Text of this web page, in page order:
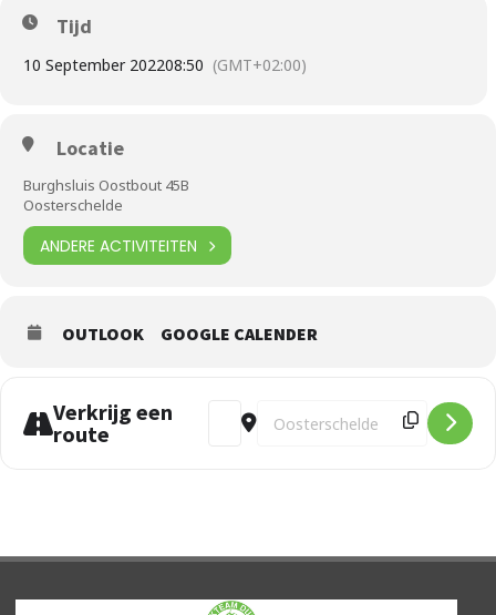
Tijd
10 September 202208:50 (GMT+02:00)
Locatie
Burghsluis Oostbout 45B
Oosterschelde
ANDERE ACTIVITEITEN
OUTLOOK GOOGLE CALENDER
Verkrijg een
route
Address - Duiken: Burghsluis Oostbout
Destination Address - Duiken: